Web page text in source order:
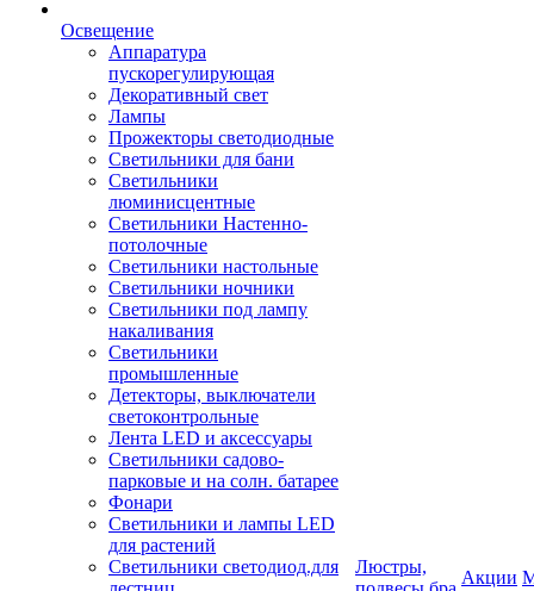
Освещение
Аппаратура
пускорегулирующая
Декоративный свет
Лампы
Прожекторы светодиодные
Светильники для бани
Светильники
люминисцентные
Светильники Настенно-
потолочные
Светильники настольные
Светильники ночники
Светильники под лампу
накаливания
Светильники
промышленные
Детекторы, выключатели
светоконтрольные
Лента LED и аксессуары
Светильники садово-
парковые и на солн. батарее
Фонари
Светильники и лампы LED
для растений
Светильники светодиод.для
Люстры,
Акции